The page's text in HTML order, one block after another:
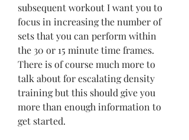
subsequent workout I want you to
focus in increasing the number of
sets that you can perform within
the 30 or 15 minute time frames.
There is of course much more to
talk about for escalating density
training but this should give you
more than enough information to
get started.